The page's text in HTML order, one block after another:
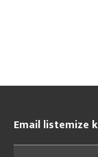
Email listemize